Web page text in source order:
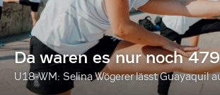
Da waren es nur noch
U18-WM: Selina Wögerer lässt Guayaquil